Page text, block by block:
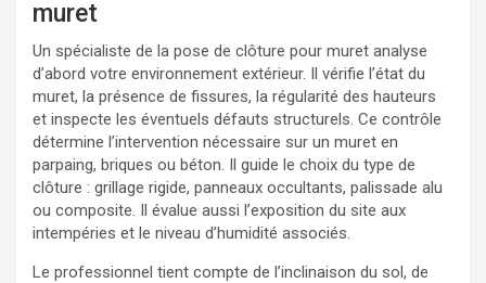
muret
Un spécialiste de la pose de clôture pour muret analyse
d’abord votre environnement extérieur. Il vérifie l’état du
muret, la présence de fissures, la régularité des hauteurs
et inspecte les éventuels défauts structurels. Ce contrôle
détermine l’intervention nécessaire sur un muret en
parpaing, briques ou béton. Il guide le choix du type de
clôture : grillage rigide, panneaux occultants, palissade alu
ou composite. Il évalue aussi l’exposition du site aux
intempéries et le niveau d’humidité associés.
Le professionnel tient compte de l’inclinaison du sol, de